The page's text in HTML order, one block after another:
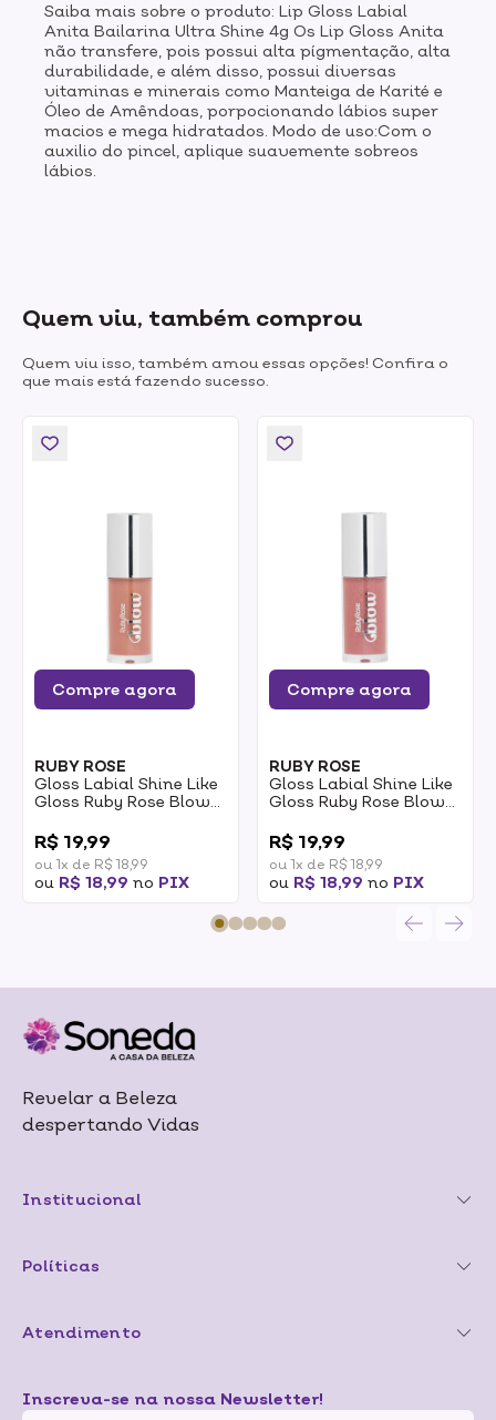
Saiba mais sobre o produto: Lip Gloss Labial
Anita Bailarina Ultra Shine 4g Os Lip Gloss Anita
não transfere, pois possui alta pígmentação, alta
durabilidade, e além disso, possui diversas
vitaminas e minerais como Manteiga de Karité e
Óleo de Amêndoas, porpocionando lábios super
macios e mega hidratados. Modo de uso:Com o
auxilio do pincel, aplique suavemente sobreos
lábios.
Quem viu, também comprou
Quem viu isso, também amou essas opções! Confira o
que mais está fazendo sucesso.
Compre agora
RUBY ROSE
Gloss Labial Shine Like
Gloss Ruby Rose Blow
Soft Shine 5g
R$ 19,99
ou 1x de R$ 18,99
ou R$ 18,99 no PIX
Compre agora
RUBY ROSE
Gloss Labial Shine Like
Gloss Ruby Rose Blow
Talking Shine 5g
R$ 19,99
ou 1x de R$ 18,99
ou R$ 18,99 no PIX
Revelar a Beleza
despertando Vidas
Institucional
Políticas
Atendimento
Inscreva-se na nossa Newsletter!